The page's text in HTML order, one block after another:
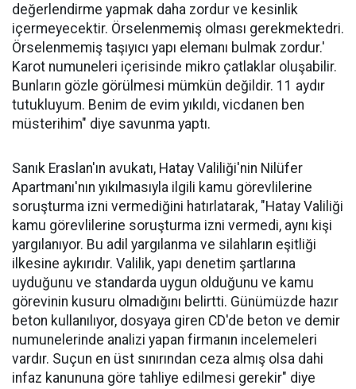
değerlendirme yapmak daha zordur ve kesinlik
içermeyecektir. Örselenmemiş olması gerekmektedri.
Örselenmemiş taşıyıcı yapı elemanı bulmak zordur.'
Karot numuneleri içerisinde mikro çatlaklar oluşabilir.
Bunların gözle görülmesi mümkün değildir. 11 aydır
tutukluyum. Benim de evim yıkıldı, vicdanen ben
müsterihim" diye savunma yaptı.
Sanık Eraslan'ın avukatı, Hatay Valiliği'nin Nilüfer
Apartmanı'nın yıkılmasıyla ilgili kamu görevlilerine
soruşturma izni vermediğini hatırlatarak, "Hatay Valiliği
kamu görevlilerine soruşturma izni vermedi, aynı kişi
yargılanıyor. Bu adil yargılanma ve silahların eşitliği
ilkesine aykırıdır. Valilik, yapı denetim şartlarına
uyduğunu ve standarda uygun olduğunu ve kamu
görevinin kusuru olmadığını belirtti. Günümüzde hazır
beton kullanılıyor, dosyaya giren CD'de beton ve demir
numunelerinde analizi yapan firmanın incelemeleri
vardır. Suçun en üst sınırından ceza almış olsa dahi
infaz kanununa göre tahliye edilmesi gerekir" diye